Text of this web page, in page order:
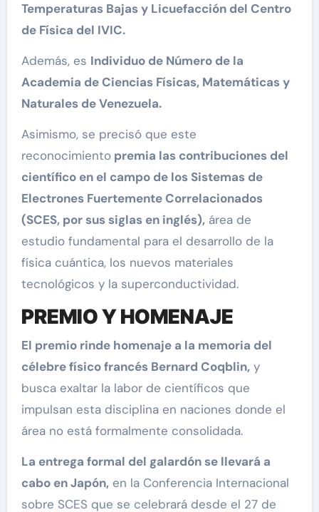
Temperaturas Bajas y Licuefacción del Centro
de Física del IVIC.
Además, es Individuo de Número de la
Academia de Ciencias Físicas, Matemáticas y
Naturales de Venezuela.
Asimismo, se precisó que este
reconocimientopremia las contribuciones del
científico en el campo de los Sistemas de
Electrones Fuertemente Correlacionados
(SCES, por sus siglas en inglés),área de
estudio fundamental para el desarrollo de la
física cuántica, los nuevos materiales
tecnológicos y la superconductividad.
PREMIO Y HOMENAJE
El premio rinde homenaje a la memoria del
célebre físico francés Bernard Coqblin,y
busca exaltar la labor de científicos que
impulsan esta disciplina en naciones donde el
área no está formalmente consolidada.
La entrega formal del galardón se llevará a
cabo en Japón,en la Conferencia Internacional
sobre SCES que se celebrará desde el 27 de